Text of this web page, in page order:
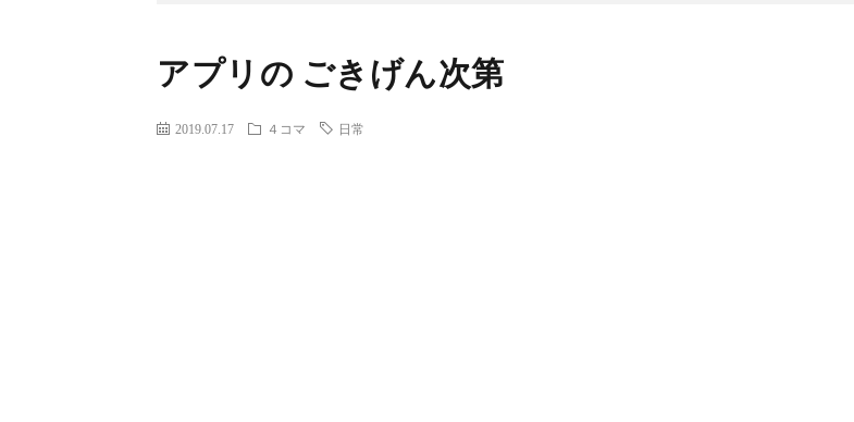
アプリの ごきげん次第
2019.07.17 ４コマ 日常